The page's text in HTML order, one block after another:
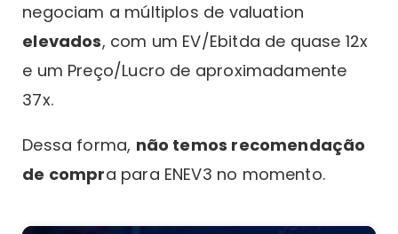
negociam a múltiplos de valuation
elevados, com um EV/Ebitda de quase 12x
e um Preço/Lucro de aproximadamente
37x.
Dessa forma, não temos recomendação
de compra para ENEV3 no momento.